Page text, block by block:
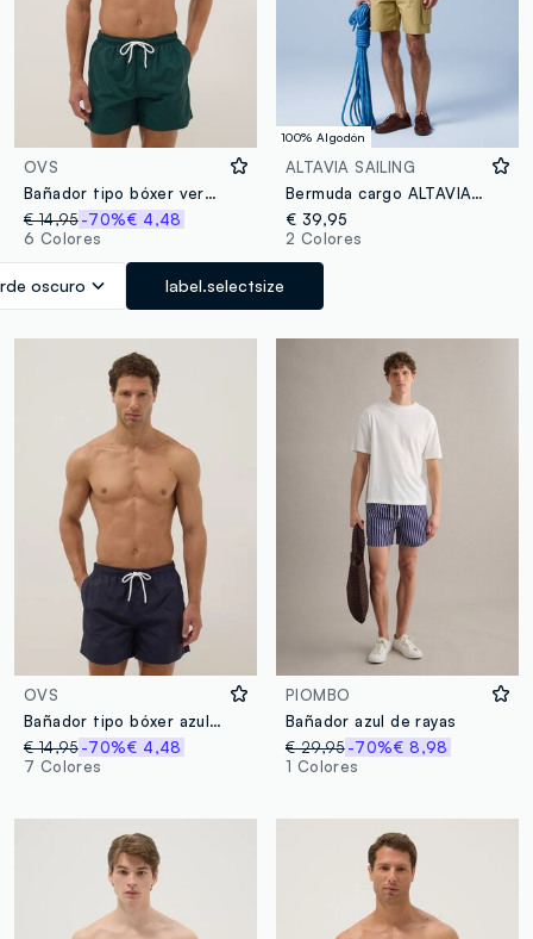
OVS
Bañador tipo bóxer verde con cintura elástica
€ 14,95-70%€ 4,48
6 Colores
oscuro label.selectsize
100% Algodón
ALTAVIA SAILING
Bermuda cargo ALTAVIA SAILING beige de algodón puro
€ 39,95
2 Colores
OVS
Bañador tipo bóxer azul regular fit con cordón
€ 14,95-70%€ 4,48
7 Colores
PIOMBO
Bañador azul de rayas
€ 29,95 -70%€ 8,98
1 Colores